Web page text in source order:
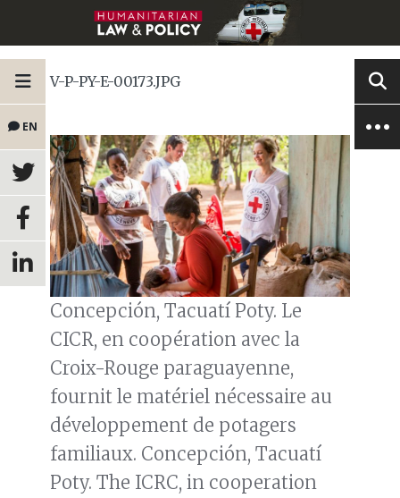
EN
V-P-PY-E-00173.JPG
Concepción, Tacuatí Poty. Le
CICR, en coopération avec la
Croix-Rouge paraguayenne,
fournit le matériel nécessaire au
développement de potagers
familiaux. Concepción, Tacuatí
Poty. The ICRC, in cooperation